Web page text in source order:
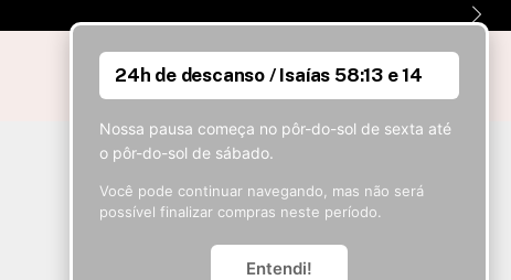
24h de descanso / Isaías 58:13 e 14
Nossa pausa começa no pôr-do-sol de sexta até
o pôr-do-sol de sábado.
Você pode continuar navegando, mas não será
possível finalizar compras neste período.
Entendi!